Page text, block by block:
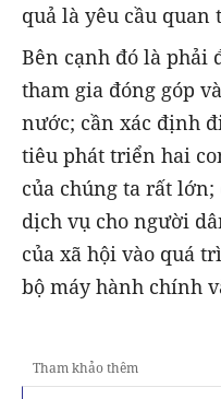
quả là yêu cầu quan
Bên cạnh đó là phải
tham gia đóng góp
nước; cần xác định
tiêu phát triển hai
của chúng ta rất
dịch vụ cho người
của xã hội vào quá
bộ máy hành chính
Tham khảo thêm